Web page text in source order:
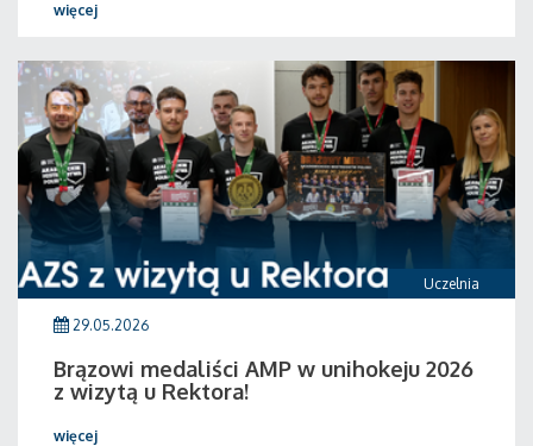
więcej
Uczelnia
29.05.2026
Brązowi medaliści AMP w unihokeju 2026
z wizytą u Rektora!
więcej